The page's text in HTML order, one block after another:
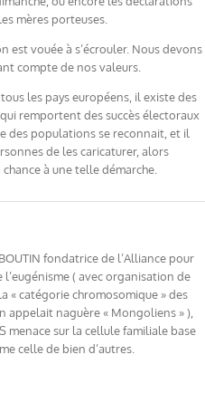
mères porteuses.
est vouée à s’écrouler. Nous devons
compte de nos valeurs.
les pays européens, il existe des
remportent des succès électoraux
des populations se reconnait, et il
de les caricaturer, alors
à une telle démarche.
fondatrice de l’Alliance pour
( avec organisation de
« catégorie chromosomique » des
appelait naguère « Mongoliens » ),
menace sur la cellule familiale base
celle de bien d’autres.